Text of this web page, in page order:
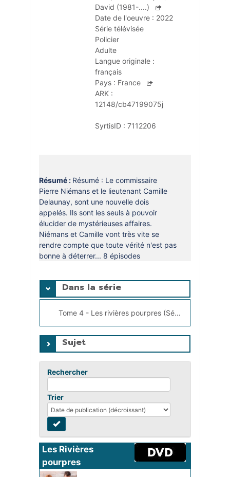
CRÉATHÈQUE
JOUER EN BIBLIOTHÈQUES
MAO - MUSIQUE ASSISTÉE PAR
PORTAGE À DOMICILE
BOÎTES DE RETOUR 24H/24
POUR LES PROS
PROLONGER - RÉSERVER
EN CAS DE RETARD
MON COMPTE LECTEUR
POUR LES PROS
David (1981-....)
Date de l'oeuvre : 2022
Série télévisée
Policier
Adulte
Langue originale :
français
Pays : France
ARK :
12148/cb47199075j
SyrtisID : 7112206
Résumé : Résumé : Le commissaire
Pierre Niémans et le lieutenant Camille
Delaunay, sont une nouvelle dois
appelés. Ils sont les seuls à pouvoir
élucider de mystérieuses affaires.
Niémans et Camille vont très vite se
rendre compte que toute vérité n'est pas
bonne à déterrer... 8 épisodes
Dans la série
Tome 4 - Les rivières pourpres (Série), Grangé, Jean-Christophe (1961-....)
Sujet
Rechercher
Trier
Les Rivières
pourpres